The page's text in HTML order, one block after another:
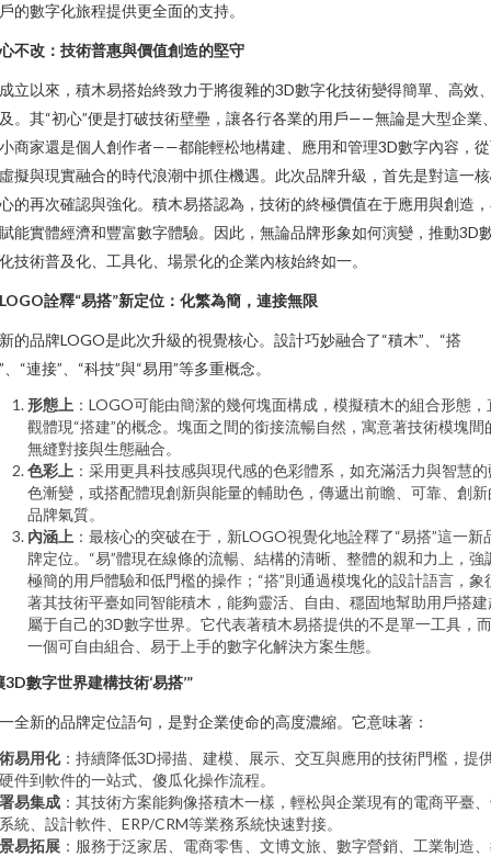
的數字化旅程提供更全面的支持。
不改：技術普惠與價值創造的堅守
立以來，積木易搭始終致力于將復雜的3D數字化技術變得簡單、高效
。其“初心”便是打破技術壁壘，讓各行各業的用戶——無論是大型企業
商家還是個人創作者——都能輕松地構建、應用和管理3D數字內容，
擬與現實融合的時代浪潮中抓住機遇。此次品牌升級，首先是對這一
的再次確認與強化。積木易搭認為，技術的終極價值在于應用與創造
能實體經濟和豐富數字體驗。因此，無論品牌形象如何演變，推動3D
技術普及化、工具化、場景化的企業內核始終如一。
詮釋“易搭”新定位：化繁為簡，連接無限
的品牌LOGO是此次升級的視覺核心。設計巧妙融合了“積木”、“搭
、“連接”、“科技”與“易用”等多重概念。
形態上 ：LOGO可能由簡潔的幾何塊面構成，模擬積木的組合形態，
觀體現“搭建”的概念。塊面之間的銜接流暢自然，寓意著技術模塊間
無縫對接與生態融合。
色彩上 ：采用更具科技感與現代感的色彩體系，如充滿活力與智慧的
色漸變，或搭配體現創新與能量的輔助色，傳遞出前瞻、可靠、創新
品牌氣質。
內涵上 ：最核心的突破在于，新LOGO視覺化地詮釋了“易搭”這一新
牌定位。“易”體現在線條的流暢、結構的清晰、整體的親和力上，強
極簡的用戶體驗和低門檻的操作；“搭”則通過模塊化的設計語言，象
著其技術平臺如同智能積木，能夠靈活、自由、穩固地幫助用戶搭建
屬于自己的3D數字世界。它代表著積木易搭提供的不是單一工具，
一個可自由組合、易于上手的數字化解決方案生態。
3D數字世界建構技術‘易搭’”
全新的品牌定位語句，是對企業使命的高度濃縮。它意味著：
易用化：持續降低3D掃描、建模、展示、交互與應用的技術門檻，提
件到軟件的一站式、傻瓜化操作流程。
易集成 ：其技術方案能夠像搭積木一樣，輕松與企業現有的電商平臺
統、設計軟件、ERP/CRM等業務系統快速對接。
易拓展 ：服務于泛家居、電商零售、文博文旅、數字營銷、工業制造